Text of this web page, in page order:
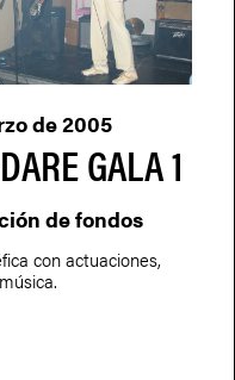
GALA 1
de 2005
de fondos
con actuaciones,